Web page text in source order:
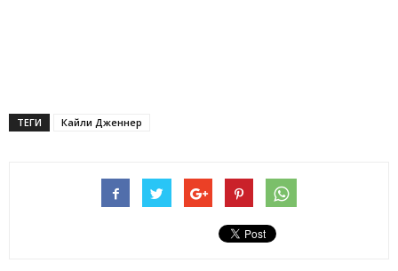
ТЕГИ Кайли Дженнер